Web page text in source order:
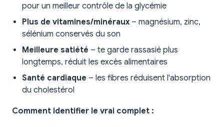
pour un meilleur contrôle de la glycémie
Plus de vitamines/minéraux – magnésium, zinc,
sélénium conservés du son
Meilleure satiété – te garde rassasié plus
longtemps, réduit les excès alimentaires
Santé cardiaque – les fibres réduisent l'absorption
du cholestérol
Comment identifier le vrai complet :